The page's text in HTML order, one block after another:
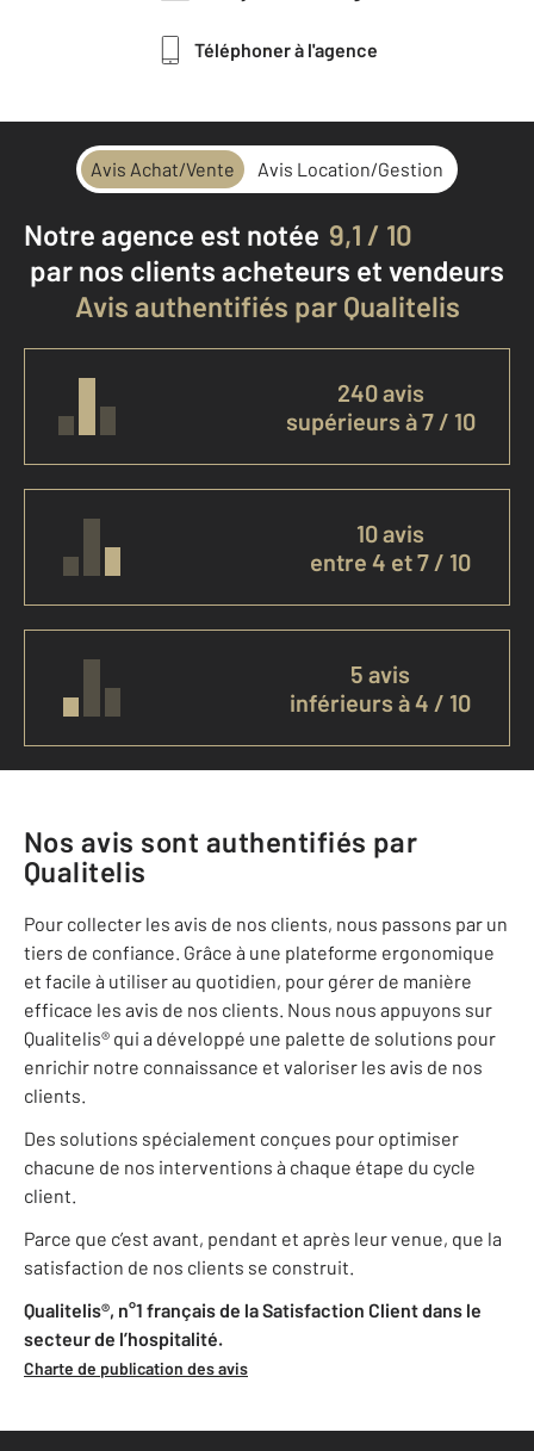
Téléphoner à l'agence
Avis Achat/Vente Avis Location/Gestion
Notre agence est notée 9,1 / 10
par nos clients acheteurs et vendeurs
Avis authentifiés par Qualitelis
240 avis
supérieurs à 7 / 10
10 avis
entre 4 et 7 / 10
5 avis
inférieurs à 4 / 10
Nos avis sont authentifiés par
Qualitelis
Pour collecter les avis de nos clients, nous passons par un
tiers de confiance. Grâce à une plateforme ergonomique
et facile à utiliser au quotidien, pour gérer de manière
efficace les avis de nos clients. Nous nous appuyons sur
Qualitelis® qui a développé une palette de solutions pour
enrichir notre connaissance et valoriser les avis de nos
clients.
Des solutions spécialement conçues pour optimiser
chacune de nos interventions à chaque étape du cycle
client.
Parce que c’est avant, pendant et après leur venue, que la
satisfaction de nos clients se construit.
Qualitelis®, n°1 français de la Satisfaction Client dans le
secteur de l’hospitalité.
Charte de publication des avis